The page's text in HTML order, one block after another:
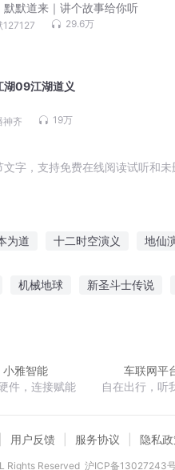
默默道来｜讲个故事给你听
127127 29.6万
湖09江湖道义
神齐 19万
字，支持免费在线阅读试听和未
为道 十二时空演义 地仙
机械地球 新圣斗士传说
小雅智能
件，连接赋能
车联网平
自在出行，听
用户反馈 服务协议 隐私
Rights Reserved 沪ICP备13027243